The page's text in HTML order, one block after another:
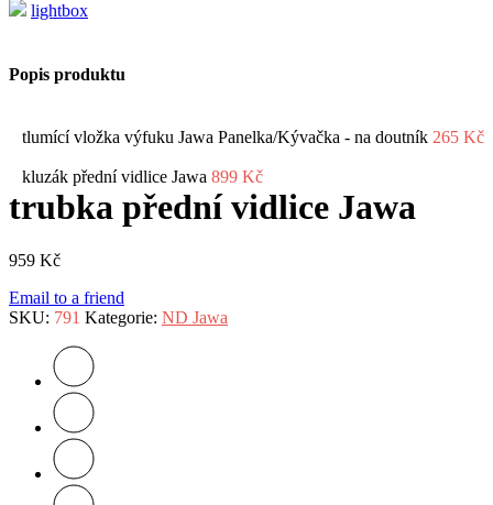
lightbox
Popis produktu
tlumící vložka výfuku Jawa Panelka/Kývačka - na doutník 265 Kč
kluzák přední vidlice Jawa 899 Kč
trubka přední vidlice Jawa
959 Kč
Email to a friend
SKU: 791 Kategorie: ND Jawa